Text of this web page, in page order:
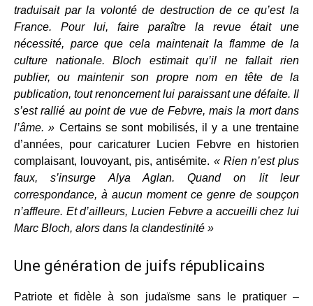
traduisait par la volonté de destruction de ce qu’est la
France. Pour lui, faire paraître la revue était une
nécessité, parce que cela maintenait la flamme de la
culture nationale. Bloch estimait qu’il ne fallait rien
publier, ou maintenir son propre nom en tête de la
publication, tout renoncement lui paraissant une défaite. Il
s’est rallié au point de vue de Febvre, mais la mort dans
l’âme. » Certains se sont mobilisés, il y a une trentaine
d’années, pour caricaturer Lucien Febvre en historien
complaisant, louvoyant, pis, antisémite. « Rien n’est plus
faux, s’insurge Alya Aglan. Quand on lit leur
correspondance, à aucun moment ce genre de soupçon
n’affleure. Et d’ailleurs, Lucien Febvre a accueilli chez lui
Marc Bloch, alors dans la clandestinité »
Une génération de juifs républicains
Patriote et fidèle à son judaïsme sans le pratiquer –